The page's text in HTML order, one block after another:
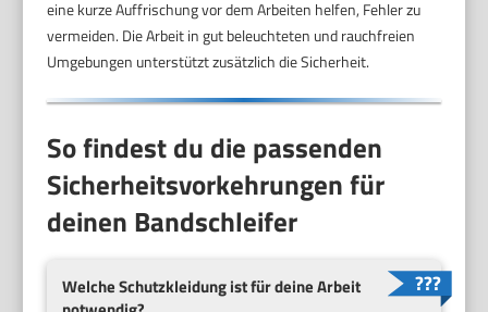
eine kurze Auffrischung vor dem Arbeiten helfen, Fehler zu
vermeiden. Die Arbeit in gut beleuchteten und rauchfreien
Umgebungen unterstützt zusätzlich die Sicherheit.
So findest du die passenden
Sicherheitsvorkehrungen für
deinen Bandschleifer
Welche Schutzkleidung ist für deine Arbeit